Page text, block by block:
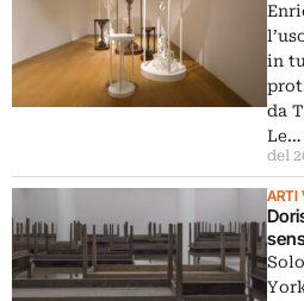
in
da
Le…
del
ARTI